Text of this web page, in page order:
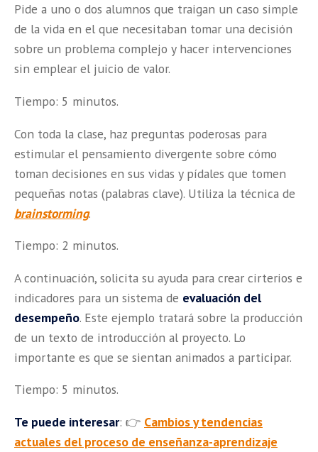
Pide a uno o dos alumnos que traigan un caso simple
de la vida en el que necesitaban tomar una decisión
sobre un problema complejo y hacer intervenciones
sin emplear el juicio de valor.
Tiempo: 5 minutos.
Con toda la clase, haz preguntas poderosas para
estimular el pensamiento divergente sobre cómo
toman decisiones en sus vidas y pídales que tomen
pequeñas notas (palabras clave). Utiliza la técnica de
brainstorming.
Tiempo: 2 minutos.
A continuación, solicita su ayuda para crear cirterios e
indicadores para un sistema de evaluación del
desempeño. Este ejemplo tratará sobre la producción
de un texto de introducción al proyecto. Lo
importante es que se sientan animados a participar.
Tiempo: 5 minutos.
Te puede interesar: 👉 Cambios y tendencias
actuales del proceso de enseñanza-aprendizaje